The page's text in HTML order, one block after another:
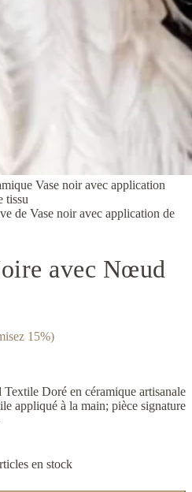
avec Nœud
15%)
Doré en céramique artisanale
appliqué à la main; pièce signature
en stock